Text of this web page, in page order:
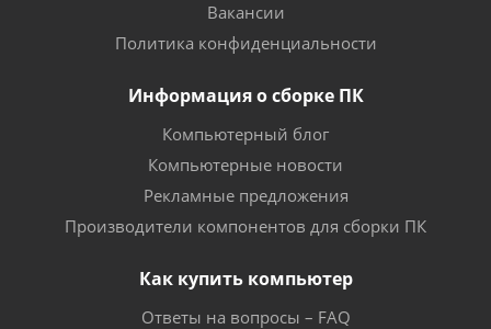
Вакансии
Политика конфиденциальности
Информация о сборке ПК
Компьютерный блог
Компьютерные новости
Рекламные предложения
Производители компонентов для сборки ПК
Как купить компьютер
Ответы на вопросы – FAQ